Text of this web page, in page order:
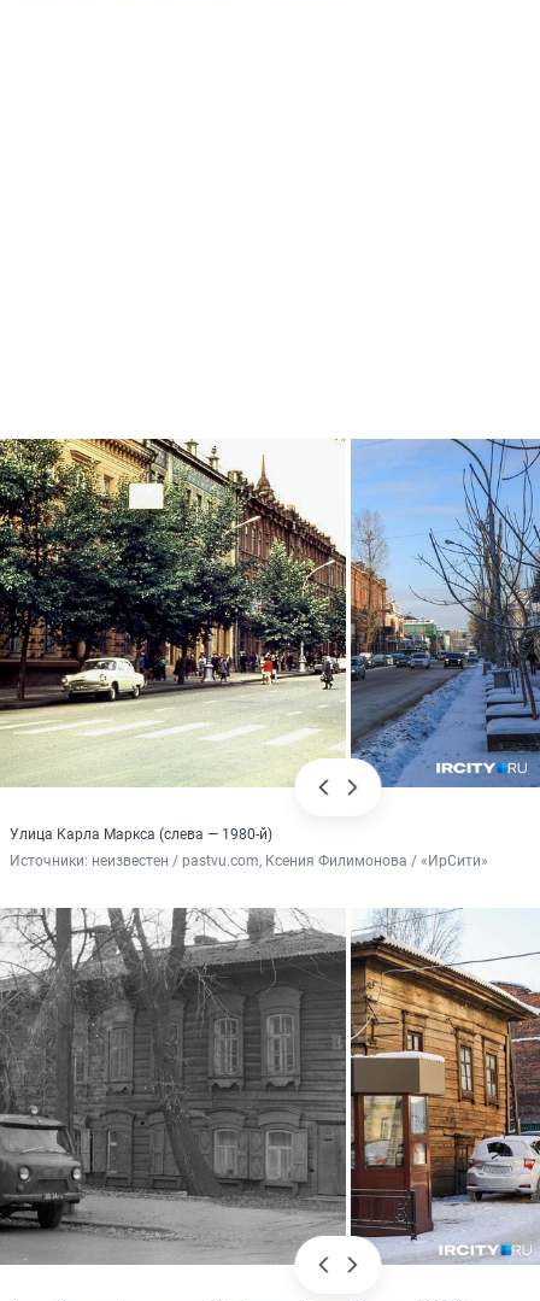
Улица Карла Маркса (слева — 1980-й)
Источники: неизвестен / pastvu.com, Ксения Филимонова / «ИрСити»